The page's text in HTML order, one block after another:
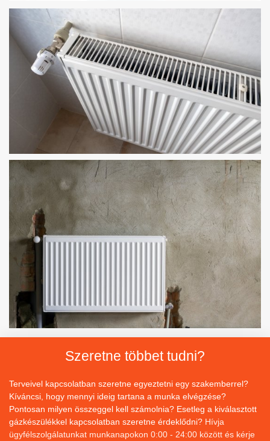
Szeretne többet tudni?
Terveivel kapcsolatban szeretne egyeztetni egy szakemberrel?
Kíváncsi, hogy mennyi ideig tartana a munka elvégzése?
Pontosan milyen összeggel kell számolnia? Esetleg a kiválasztott
gázkészülékkel kapcsolatban szeretne érdeklődni? Hívja
ügyfélszolgálatunkat munkanapokon 0:00 - 24:00 között és kérje